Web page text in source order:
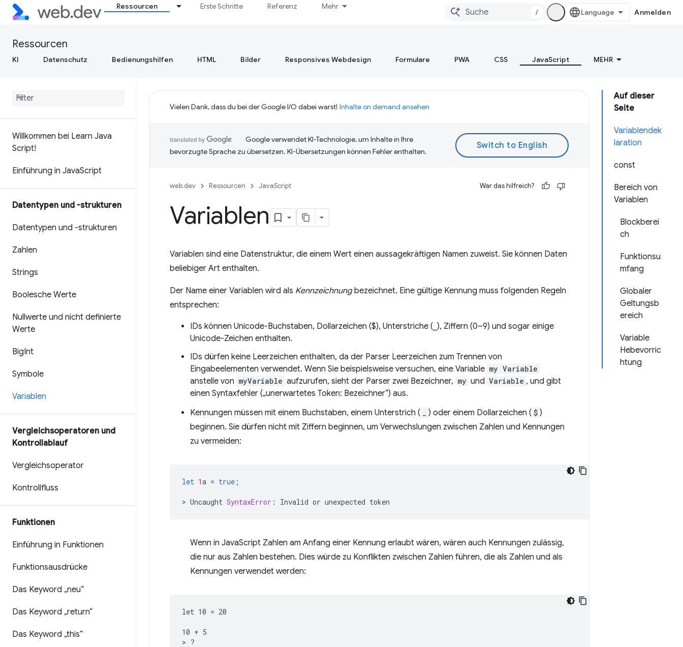
Ressourcen Erste Schritte Referenz Mehr
/ Anmelden
Ressourcen
KI Datenschutz Bedienungshilfen HTML Bilder Responsives Webdesign Formulare PWA CSS JavaScript MEHR
Willkommen bei Learn Java
Script!
Einführung in JavaScript
Datentypen und -strukturen
Datentypen und -strukturen
Zahlen
Strings
Boolesche Werte
Nullwerte und nicht definierte
Werte
BigInt
Symbole
Variablen
Vergleichsoperatoren und
Kontrollablauf
Vergleichsoperator
Kontrollfluss
Funktionen
Einführung in Funktionen
Funktionsausdrücke
Das Keyword „neu“
Das Keyword „return“
Das Keyword „this“
Auf dieser
Seite
Variablendek
laration
const
Bereich von
Variablen
Blockberei
ch
Funktionsu
mfang
Globaler
Geltungsb
ereich
Variable
Hebevorric
htung
Vielen Dank, dass du bei der Google I/O dabei warst! Inhalte on demand ansehen
Google verwendet KI-Technologie, um Inhalte in Ihre
bevorzugte Sprache zu übersetzen. KI-Übersetzungen können Fehler enthalten.
web.dev Ressourcen JavaScript War das hilfreich?
Variablen
Variablen sind eine Datenstruktur, die einem Wert einen aussagekräftigen Namen zuweist. Sie können Daten
beliebiger Art enthalten.
Der Name einer Variablen wird als Kennzeichnungbezeichnet. Eine gültige Kennung muss folgenden Regeln
entsprechen:
IDs können Unicode-Buchstaben, Dollarzeichen ($), Unterstriche (_), Ziffern (0–9) und sogar einige
Unicode-Zeichen enthalten.
IDs dürfen keine Leerzeichen enthalten, da der Parser Leerzeichen zum Trennen von
Eingabeelementen verwendet. Wenn Sie beispielsweise versuchen, eine Variable my Variable
anstelle von myVariable aufzurufen, sieht der Parser zwei Bezeichner, my und Variable , und gibt
einen Syntaxfehler („unerwartetes Token: Bezeichner“) aus.
Kennungen müssen mit einem Buchstaben, einem Unterstrich (
) oder einem Dollarzeichen ( $ )
beginnen. Sie dürfen nicht mit Ziffern beginnen, um Verwechslungen zwischen Zahlen und Kennungen
zu vermeiden:
let 1a = true ;
> Uncaught SyntaxError : Invalid or unexpected token
Wenn in JavaScript Zahlen am Anfang einer Kennung erlaubt wären, wären auch Kennungen zulässig,
die nur aus Zahlen bestehen. Dies würde zu Konflikten zwischen Zahlen führen, die als Zahlen und als
Kennungen verwendet werden:
let 10 = 20
10 + 5